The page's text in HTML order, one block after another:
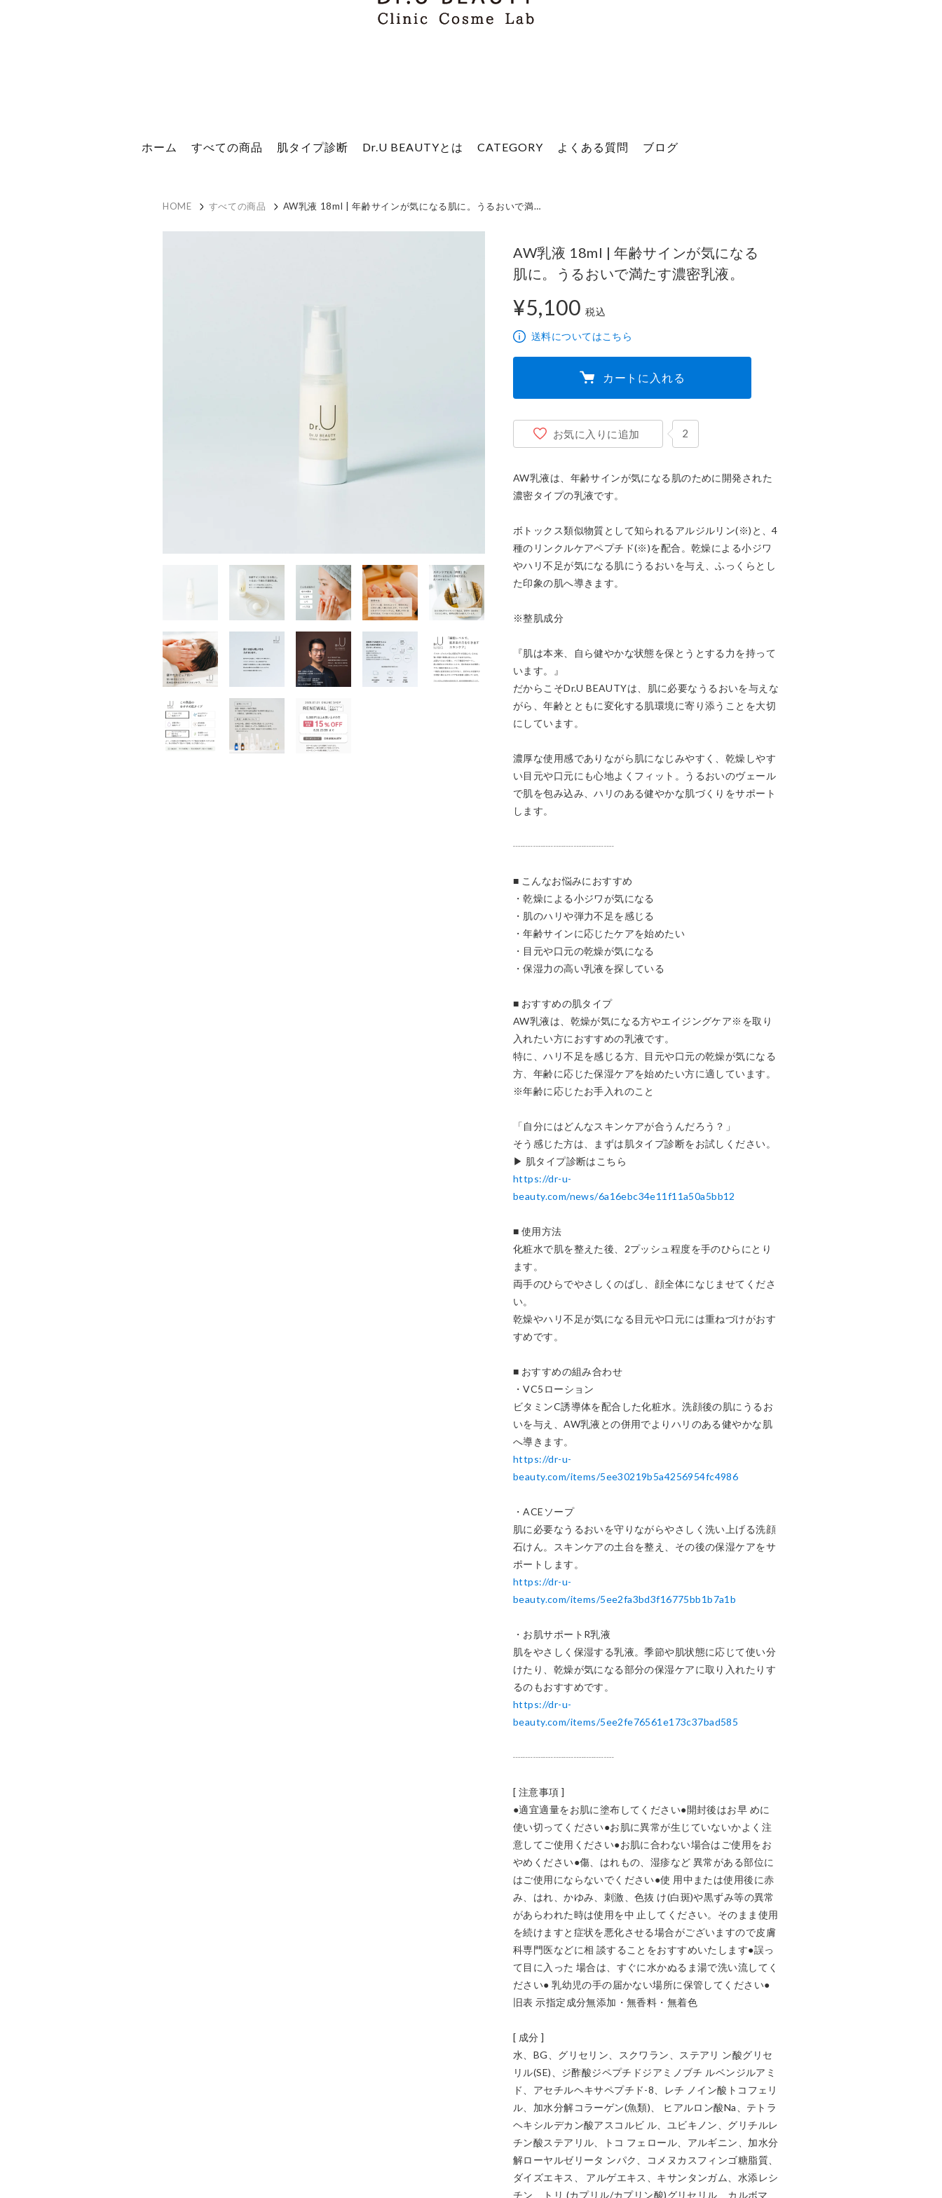
ホーム すべての商品 肌タイプ診断 Dr.U BEAUTYとは CATEGORY よくある質問 ブログ
HOME すべての商品 AW乳液 18ml | 年齢サインが気になる肌に。うるおいで満たす濃密乳液。
AW乳液 18ml | 年齢サインが気になる
肌に。うるおいで満たす濃密乳液。
¥5,100税込
5,100円送料についてはこちら
カートに入れる
お気に入りに追加 2
AW乳液は、年齢サインが気になる肌のために開発された
濃密タイプの乳液です。
ボトックス類似物質として知られるアルジルリン(※)と、4
種のリンクルケアペプチド(※)を配合。乾燥による小ジワ
やハリ不足が気になる肌にうるおいを与え、ふっくらとし
た印象の肌へ導きます。
※整肌成分
『肌は本来、自ら健やかな状態を保とうとする力を持って
います。』
だからこそDr.U BEAUTYは、肌に必要なうるおいを与えな
がら、年齢とともに変化する肌環境に寄り添うことを大切
にしています。
濃厚な使用感でありながら肌になじみやすく、乾燥しやす
い目元や口元にも心地よくフィット。うるおいのヴェール
で肌を包み込み、ハリのある健やかな肌づくりをサポート
します。
┈┈┈┈┈┈┈┈┈┈
■ こんなお悩みにおすすめ
・乾燥による小ジワが気になる
・肌のハリや弾力不足を感じる
・年齢サインに応じたケアを始めたい
・目元や口元の乾燥が気になる
・保湿力の高い乳液を探している
■ おすすめの肌タイプ
AW乳液は、乾燥が気になる方やエイジングケア※を取り
入れたい方におすすめの乳液です。
特に、ハリ不足を感じる方、目元や口元の乾燥が気になる
方、年齢に応じた保湿ケアを始めたい方に適しています。
※年齢に応じたお手入れのこと
「自分にはどんなスキンケアが合うんだろう？」
そう感じた方は、まずは肌タイプ診断をお試しください。
https://dr-u-
beauty.com/news/6a16ebc34e11f11a50a5bb12
■ 使用方法
化粧水で肌を整えた後、2プッシュ程度を手のひらにとり
ます。
両手のひらでやさしくのばし、顔全体になじませてくださ
い。
乾燥やハリ不足が気になる目元や口元には重ねづけがおす
すめです。
■ おすすめの組み合わせ
・VC5ローション
ビタミンC誘導体を配合した化粧水。洗顔後の肌にうるお
いを与え、AW乳液との併用でよりハリのある健やかな肌
https://dr-u-
beauty.com/items/5ee30219b5a4256954fc4986
・ACEソープ
肌に必要なうるおいを守りながらやさしく洗い上げる洗顔
石けん。スキンケアの土台を整え、その後の保湿ケアをサ
https://dr-u-
beauty.com/items/5ee2fa3bd3f16775bb1b7a1b
・お肌サポートR乳液
肌をやさしく保湿する乳液。季節や肌状態に応じて使い分
けたり、乾燥が気になる部分の保湿ケアに取り入れたりす
https://dr-u-
beauty.com/items/5ee2fe76561e173c37bad585
┈┈┈┈┈┈┈┈┈┈
[ 注意事項 ]
●適宜適量をお肌に塗布してください●開封後はお早 めに
使い切ってください●お肌に異常が生じていないかよく注
意してご使用ください●お肌に合わない場合はご使用をお
やめください●傷、はれもの、湿疹など 異常がある部位に
はご使用にならないでください●使 用中または使用後に赤
み、はれ、かゆみ、刺激、色抜 け(白斑)や黒ずみ等の異常
があらわれた時は使用を中 止してください。そのまま使用
を続けますと症状を悪化させる場合がございますので皮膚
科専門医などに相 談することをおすすめいたします●誤っ
て目に入った 場合は、すぐに水かぬるま湯で洗い流してく
ださい● 乳幼児の手の届かない場所に保管してください●
旧表 示指定成分無添加・無香料・無着色
[ 成分 ]
水、BG、グリセリン、スクワラン、ステアリ ン酸グリセ
リル(SE)、ジ酢酸ジペプチドジアミノブチ ルベンジルアミ
ド、アセチルヘキサペプチド-8、レチ ノイン酸トコフェリ
ル、加水分解コラーゲン(魚類)、 ヒアルロン酸Na、テトラ
ヘキシルデカン酸アスコルビ ル、ユビキノン、グリチルレ
チン酸ステアリル、トコ フェロール、アルギニン、加水分
解ローヤルゼリータ ンパク、コメヌカスフィンゴ糖脂質、
ダイズエキス、 アルゲエキス、キサンタンガム、水添レシ
チン、トリ (カプリル/カプリン酸)グリセリル、カルボマ